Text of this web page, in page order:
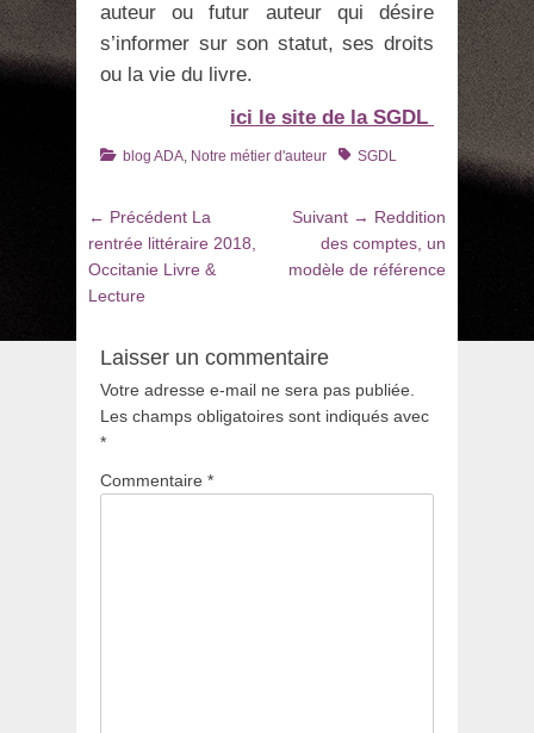
auteur ou futur auteur qui désire
s’informer sur son statut, ses droits
ou la vie du livre.
ici le site de la SGDL
Catégories
blog ADA, Notre métier d'auteur TagsSGDL
Navigation
de
l’article
← Précédent Article
précédent
:
La
rentrée littéraire 2018,
Occitanie Livre &
Lecture
Suivant → Article
suivant
:
Reddition
des comptes, un
modèle de référence
Laisser un commentaire
Votre adresse e-mail ne sera pas publiée.
Les champs obligatoires sont indiqués avec
*
Commentaire *